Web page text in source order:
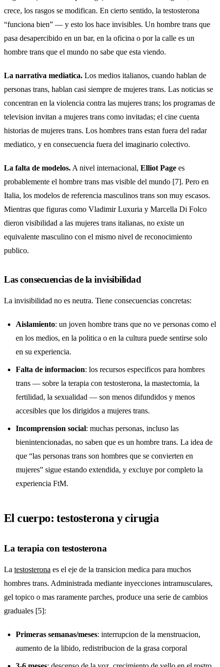
crece, los rasgos se modifican. En cierto sentido, la testosterona
“funciona bien” — y esto los hace invisibles. Un hombre trans que
pasa desapercibido en un bar, en la oficina o por la calle es un
hombre trans que el mundo no sabe que esta viendo.
La narrativa mediatica. Los medios italianos, cuando hablan de
personas trans, hablan casi siempre de mujeres trans. Las noticias se
concentran en la violencia contra las mujeres trans; los programas de
television invitan a mujeres trans como invitadas; el cine cuenta
historias de mujeres trans. Los hombres trans estan fuera del radar
mediatico, y en consecuencia fuera del imaginario colectivo.
La falta de modelos. A nivel internacional, Elliot Page es
probablemente el hombre trans mas visible del mundo [7]. Pero en
Italia, los modelos de referencia masculinos trans son muy escasos.
Mientras que figuras como Vladimir Luxuria y Marcella Di Folco
dieron visibilidad a las mujeres trans italianas, no existe un
equivalente masculino con el mismo nivel de reconocimiento
publico.
Las consecuencias de la invisibilidad
La invisibilidad no es neutra. Tiene consecuencias concretas:
Aislamiento: un joven hombre trans que no ve personas como el
en los medios, en la politica o en la cultura puede sentirse solo
en su experiencia.
Falta de informacion: los recursos especificos para hombres
trans — sobre la terapia con testosterona, la mastectomia, la
fertilidad, la sexualidad — son menos difundidos y menos
accesibles que los dirigidos a mujeres trans.
Incomprension social: muchas personas, incluso las
bienintencionadas, no saben que es un hombre trans. La idea de
que “las personas trans son hombres que se convierten en
mujeres” sigue estando extendida, y excluye por completo la
experiencia FtM.
El cuerpo: testosterona y cirugia
La terapia con testosterona
La testosterona es el eje de la transicion medica para muchos
hombres trans. Administrada mediante inyecciones intramusculares,
gel topico o mas raramente parches, produce una serie de cambios
graduales [5]:
Primeras semanas/meses: interrupcion de la menstruacion,
aumento de la libido, redistribucion de la grasa corporal